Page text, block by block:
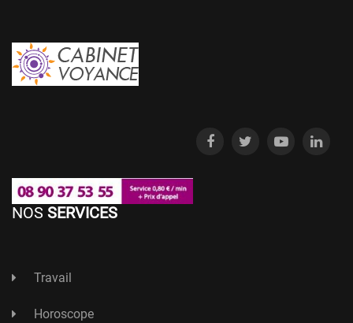
NOS SERVICES
Travail
Horoscope